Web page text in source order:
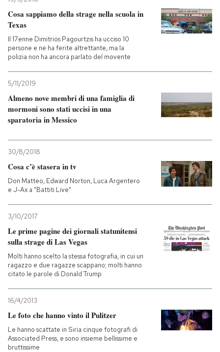
Cosa sappiamo della strage nella scuola in
Texas
Il 17enne Dimitrios Pagourtzis ha ucciso 10
persone e ne ha ferite altrettante, ma la
polizia non ha ancora parlato del movente
5/11/2019
Almeno nove membri di una famiglia di
mormoni sono stati uccisi in una
sparatoria in Messico
30/8/2018
Cosa c’è stasera in tv
Don Matteo, Edward Norton, Luca Argentero
e J-Ax a "Battiti Live"
3/10/2017
Le prime pagine dei giornali statunitensi
sulla strage di Las Vegas
Molti hanno scelto la stessa fotografia, in cui un
ragazzo e due ragazze scappano; molti hanno
citato le parole di Donald Trump
16/4/2013
Le foto che hanno vinto il Pulitzer
Le hanno scattate in Siria cinque fotografi di
Associated Press, e sono insieme bellissime e
bruttissime